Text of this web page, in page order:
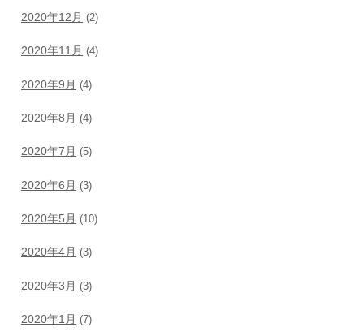
2020年12月 (2)
2020年11月 (4)
2020年9月 (4)
2020年8月 (4)
2020年7月 (5)
2020年6月 (3)
2020年5月 (10)
2020年4月 (3)
2020年3月 (3)
2020年1月 (7)